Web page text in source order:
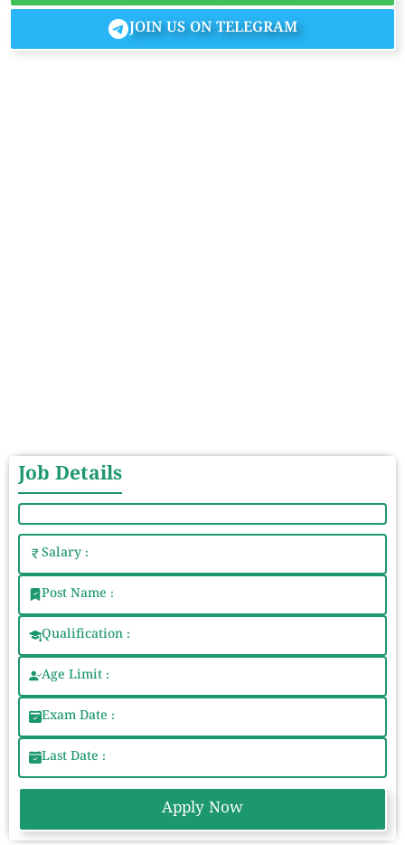
JOIN US ON TELEGRAM
Job Details
Salary :
Post Name :
Qualification :
Age Limit :
Exam Date :
Last Date :
Apply Now